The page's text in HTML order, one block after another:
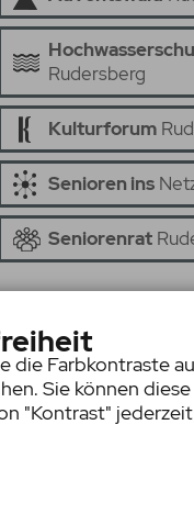
Rudersberg
Kulturforum
Senioren ins
Seniorenrat
die Farbkontraste
Sie können
"Kontrast"